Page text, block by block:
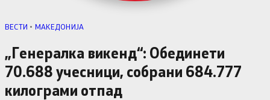
ВЕСТИ • МАКЕДОНИЈА
„Генералка викенд“: Обединети
70.688 учесници, собрани 684.777
килограми отпад